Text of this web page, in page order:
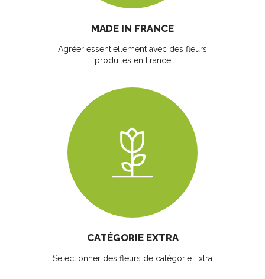
MADE IN FRANCE
Agréer essentiellement avec des fleurs
produites en France
CATÉGORIE EXTRA
Sélectionner des fleurs de catégorie Extra